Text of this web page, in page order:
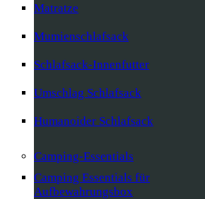
Matratze
Mumienschlafsack
Schlafsack-Innenfutter
Umschlag Schlafsack
Humanoider Schlafsack
Camping-Essentials
Camping Essentials für
Aufbewahrungsbox